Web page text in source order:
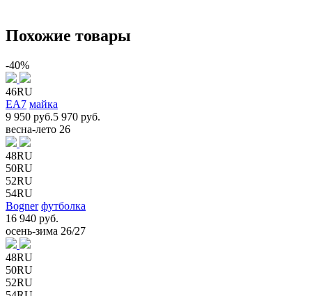
Похожие товары
-40%
46RU
EA7 майка
9 950 руб.5 970 руб.
весна-лето 26
48RU
50RU
52RU
54RU
Bogner футболка
16 940 руб.
осень-зима 26/27
48RU
50RU
52RU